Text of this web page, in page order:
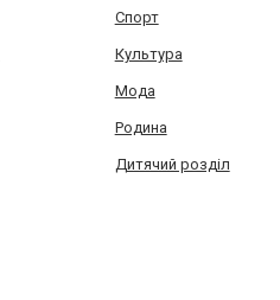
Спорт
Культура
Мода
Родина
Дитячий розділ